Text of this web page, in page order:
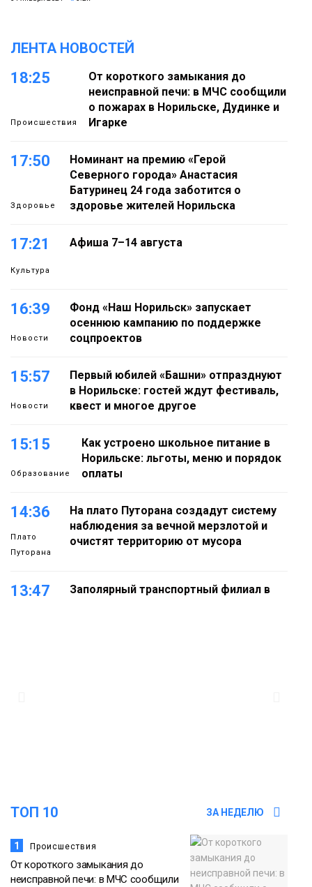
ЛЕНТА НОВОСТЕЙ
18:25
Происшествия
От короткого замыкания до
неисправной печи: в МЧС сообщили
о пожарах в Норильске, Дудинке и
Игарке
17:50
Здоровье
Номинант на премию «Герой
Северного города» Анастасия
Батуринец 24 года заботится о
здоровье жителей Норильска
17:21
Культура
Афиша 7–14 августа
16:39
Новости
Фонд «Наш Норильск» запускает
осеннюю кампанию по поддержке
соцпроектов
15:57
Новости
Первый юбилей «Башни» отпразднуют
в Норильске: гостей ждут фестиваль,
квест и многое другое
15:15
Образование
Как устроено школьное питание в
Норильске: льготы, меню и порядок
оплаты
14:36
Плато
Путорана
На плато Путорана создадут систему
наблюдения за вечной мерзлотой и
очистят территорию от мусора
13:47
Заполярный транспортный филиал в
ТОП 10 ЗА НЕДЕЛЮ
1 Происшествия
От короткого замыкания до
неисправной печи: в МЧС сообщили